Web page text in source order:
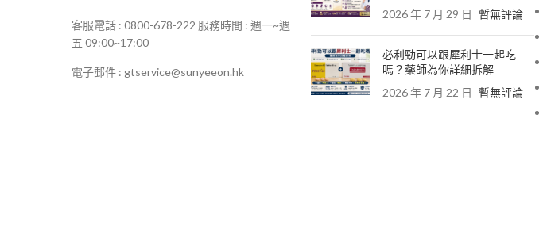
客服電話 : 0800-678-222 服務時間 : 週一~週
五 09:00~17:00
電子郵件 : gtservice@sunyeeon.hk
2026 年 7 月 29 日 暫無評論
必利勁可以跟犀利士一起吃
嗎？藥師為你詳細拆解
2026 年 7 月 22 日 暫無評論